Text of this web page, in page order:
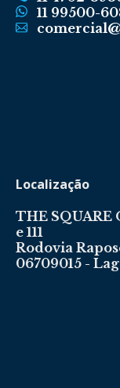
11 99500-
Localização
THE SQUARE
e 111
Rodovia
06709015 -